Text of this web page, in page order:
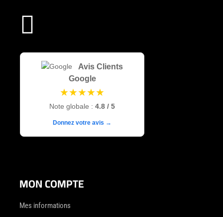

Avis Clients
Google
★★★★★
Note globale : 4.8 / 5
Donnez votre avis →
MON COMPTE
Mes informations